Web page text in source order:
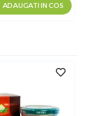
ADAUGATI IN COS